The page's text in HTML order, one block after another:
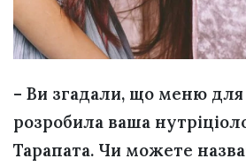
– Ви згадали, що меню для
розробила ваша
Тарапата. Чи можете